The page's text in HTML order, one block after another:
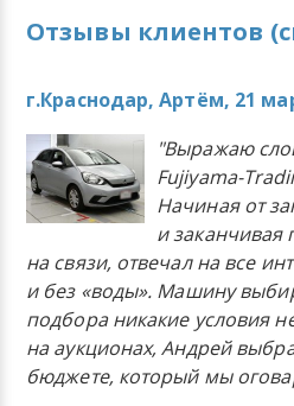
Отзывы клиентов
г.Краснодар, Артём, 21
"Выражаю
Fujiyama-
Начиная от
и
на связи, отвечал на все
и без «воды». Машину
подбора никакие условия
на аукционах, Андрей
бюджете, который мы